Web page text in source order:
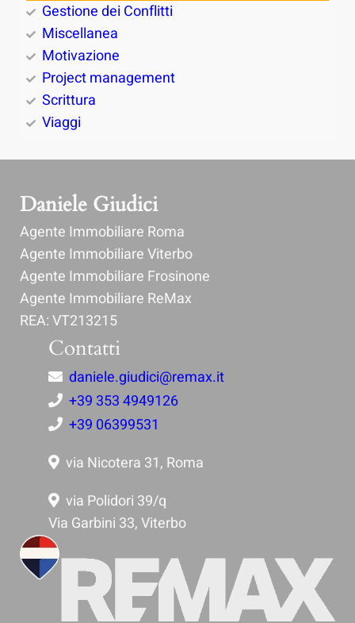
Gestione dei Conflitti
Miscellanea
Motivazione
Project management
Scrittura
Viaggi
Daniele Giudici
Agente Immobiliare Roma
Agente Immobiliare Viterbo
Agente Immobiliare Frosinone
Agente Immobiliare ReMax
REA: VT213215
Contatti
daniele.giudici@remax.it
+39 353 4949126
+39 06399531
via Nicotera 31, Roma
via Polidori 39/q
Via Garbini 33, Viterbo